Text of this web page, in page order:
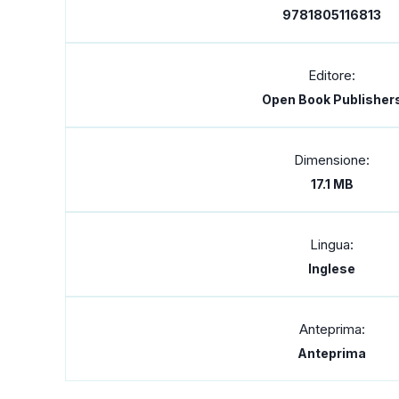
9781805116813
Editore:
Open Book
Dimensione:
17.1 MB
Lingua:
Inglese
Anteprima:
Anteprima